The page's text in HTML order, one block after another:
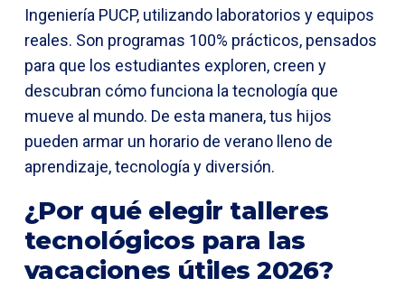
Ingeniería PUCP, utilizando laboratorios y equipos
reales. Son programas 100% prácticos, pensados
para que los estudiantes exploren, creen y
descubran cómo funciona la tecnología que
mueve al mundo. De esta manera, tus hijos
pueden armar un horario de verano lleno de
aprendizaje, tecnología y diversión.
¿Por qué elegir talleres
tecnológicos para las
vacaciones útiles 2026?